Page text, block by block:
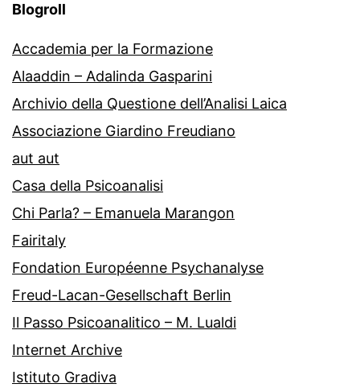
Blogroll
Accademia per la Formazione
Alaaddin – Adalinda Gasparini
Archivio della Questione dell’Analisi Laica
Associazione Giardino Freudiano
aut aut
Casa della Psicoanalisi
Chi Parla? – Emanuela Marangon
Fairitaly
Fondation Européenne Psychanalyse
Freud-Lacan-Gesellschaft Berlin
Il Passo Psicoanalitico – M. Lualdi
Internet Archive
Istituto Gradiva